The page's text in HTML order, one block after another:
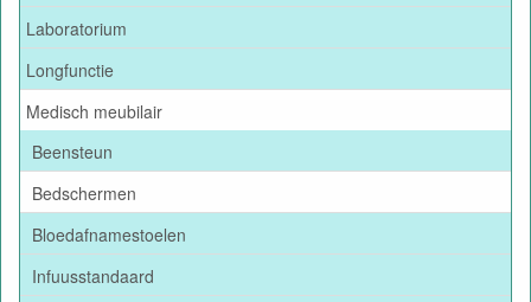
Laboratorium
Longfunctie
Medisch meubilair
Beensteun
Bedschermen
Bloedafnamestoelen
Infuusstandaard